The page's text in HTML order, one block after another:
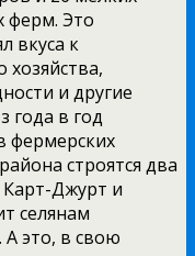
ферм. Это
вкуса к
хозяйства,
и другие
года в год
фермерских
строятся два
Джурт и
селянам
это, в свою